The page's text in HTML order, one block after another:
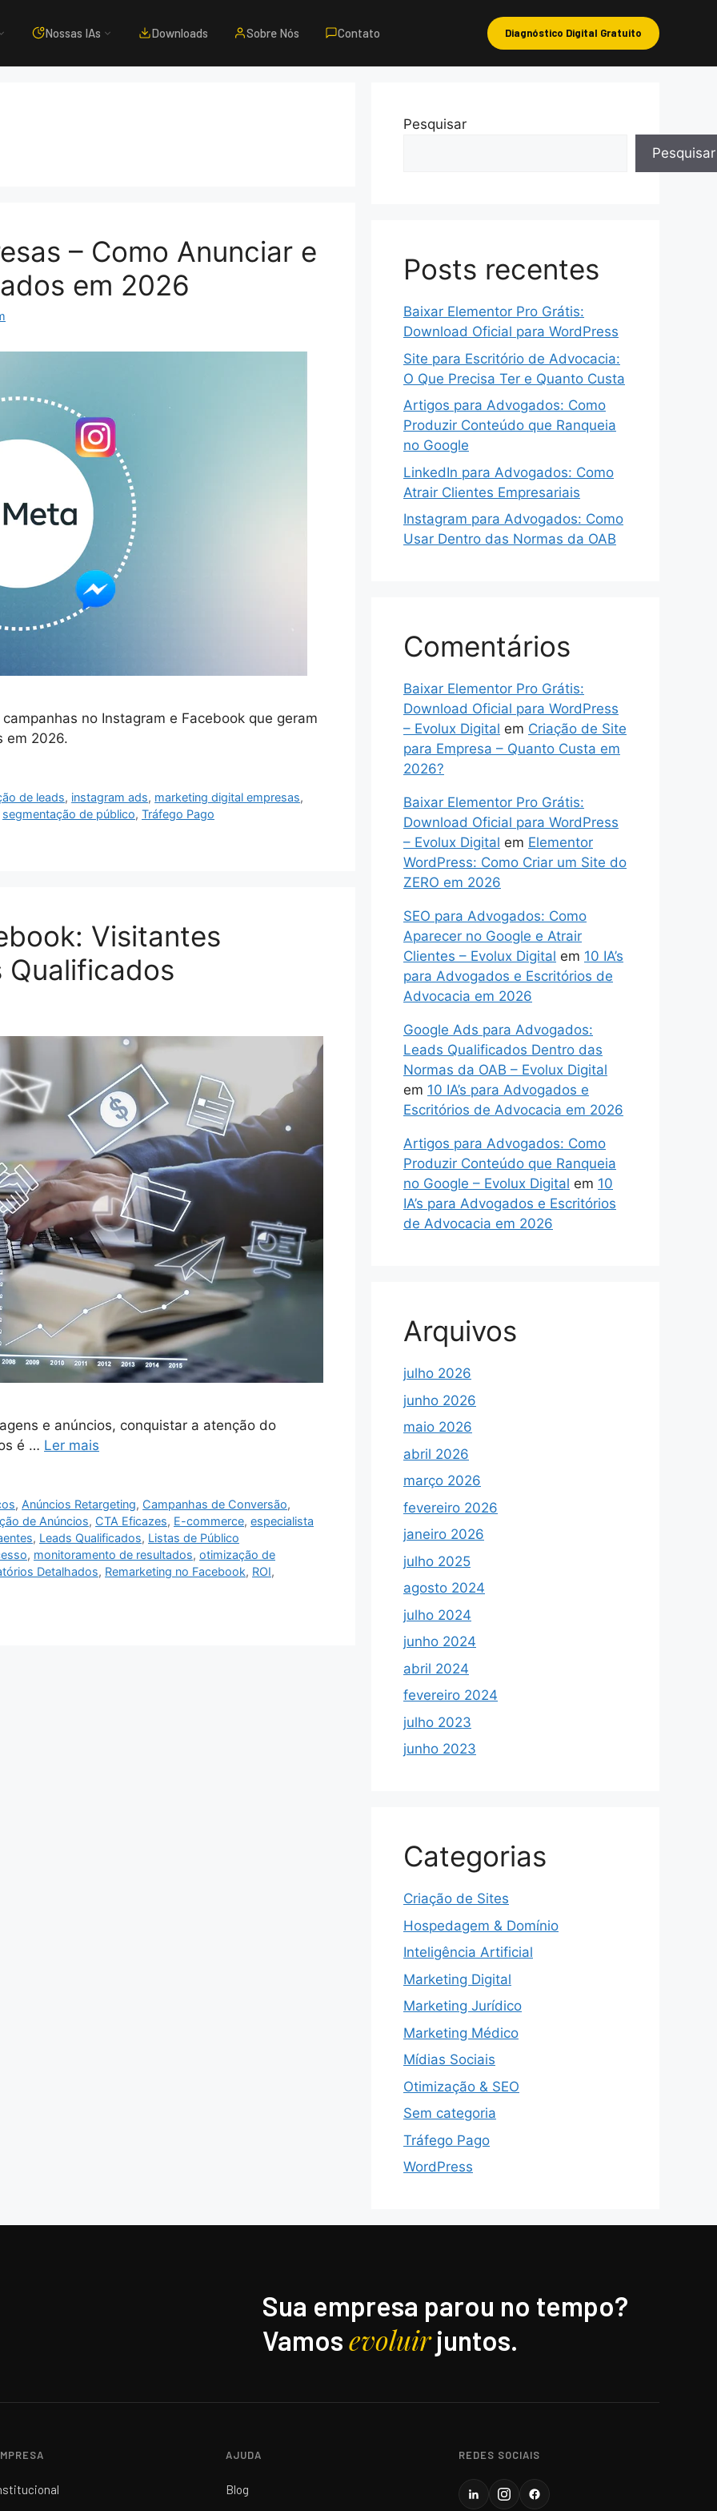
Nossas IAs Downloads Sobre Nós Contato Diagnóstico Digital Gratuito
– Como Anunciar e
em 2026
no Instagram e Facebook que geram
em 2026.
de leads, instagram ads, marketing digital empresas,
segmentação de público, Tráfego Pago
Visitantes
Qualificados
e anúncios, conquistar a atenção do
é … Ler mais
, Anúncios Retargeting, Campanhas de Conversão,
de Anúncios, CTA Eficazes, E-commerce, especialista
, Leads Qualificados, Listas de Público
, monitoramento de resultados, otimização de
Detalhados, Remarketing no Facebook, ROI,
Pesquisar
Pesquisar
Posts recentes
Baixar Elementor Pro Grátis:
Download Oficial para WordPress
Site para Escritório de Advocacia:
O Que Precisa Ter e Quanto Custa
Artigos para Advogados: Como
Produzir Conteúdo que Ranqueia
no Google
LinkedIn para Advogados: Como
Atrair Clientes Empresariais
Instagram para Advogados: Como
Usar Dentro das Normas da OAB
Comentários
Baixar Elementor Pro Grátis:
Download Oficial para WordPress
– Evolux Digital em Criação de Site
para Empresa – Quanto Custa em
2026?
Baixar Elementor Pro Grátis:
Download Oficial para WordPress
– Evolux Digital em Elementor
WordPress: Como Criar um Site do
ZERO em 2026
SEO para Advogados: Como
Aparecer no Google e Atrair
Clientes – Evolux Digital em 10 IA’s
para Advogados e Escritórios de
Advocacia em 2026
Google Ads para Advogados:
Leads Qualificados Dentro das
Normas da OAB – Evolux Digital
em 10 IA’s para Advogados e
Escritórios de Advocacia em 2026
Artigos para Advogados: Como
Produzir Conteúdo que Ranqueia
no Google – Evolux Digital em 10
IA’s para Advogados e Escritórios
de Advocacia em 2026
Arquivos
julho 2026
junho 2026
maio 2026
abril 2026
março 2026
fevereiro 2026
janeiro 2026
julho 2025
agosto 2024
julho 2024
junho 2024
abril 2024
fevereiro 2024
julho 2023
junho 2023
Categorias
Criação de Sites
Hospedagem & Domínio
Inteligência Artificial
Marketing Digital
Marketing Jurídico
Marketing Médico
Mídias Sociais
Otimização & SEO
Sem categoria
Tráfego Pago
WordPress
Sua empresa parou no tempo?
Vamosevoluirjuntos.
AJUDA
Blog
REDES SOCIAIS